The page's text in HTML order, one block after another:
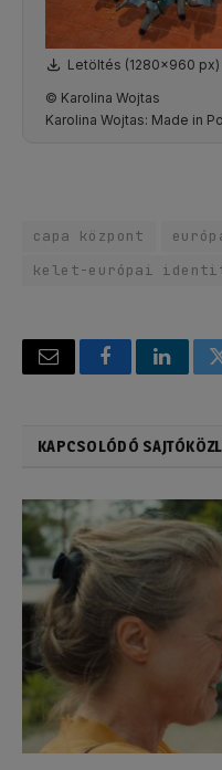
Letöltés (1280x960 px)
© Karolina Wojtas
Karolina Wojtas: Made in
capa központ
kelet-európai
Email Facebook
KAPCSOLÓDÓ